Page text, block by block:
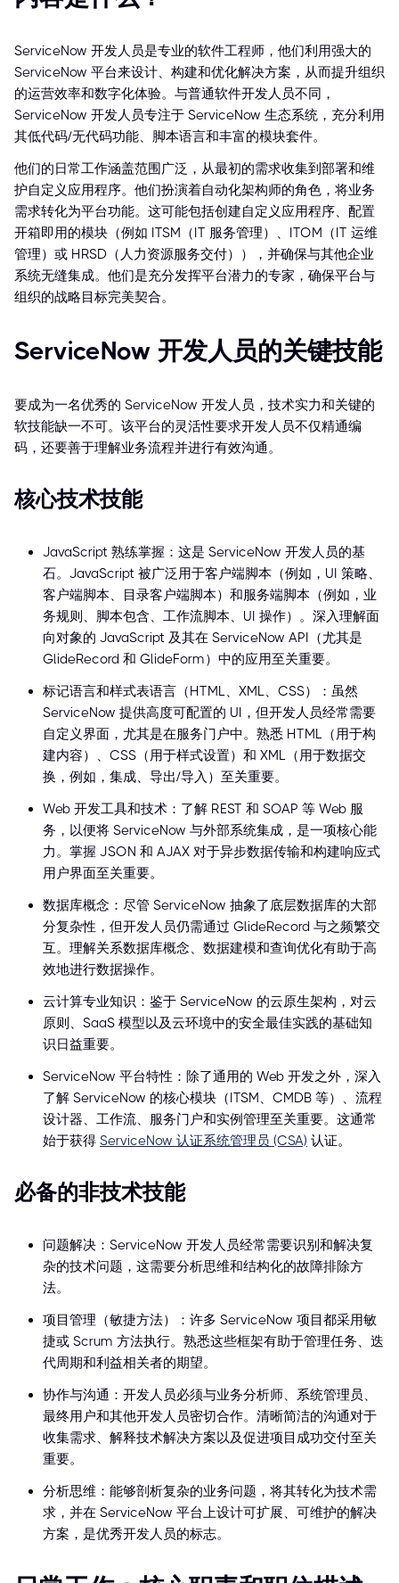
ServiceNow 开发人员是专业的软件工程师，他们利用强大的
ServiceNow 平台来设计、构建和优化解决方案，从而提升组织
的运营效率和数字化体验。与普通软件开发人员不同，
ServiceNow 开发人员专注于 ServiceNow 生态系统，充分利用
其低代码/无代码功能、脚本语言和丰富的模块套件。
他们的日常工作涵盖范围广泛，从最初的需求收集到部署和维
护自定义应用程序。他们扮演着自动化架构师的角色，将业务
需求转化为平台功能。这可能包括创建自定义应用程序、配置
开箱即用的模块（例如 ITSM（IT 服务管理）、ITOM（IT 运维
管理）或 HRSD（人力资源服务交付）），并确保与其他企业
系统无缝集成。他们是充分发挥平台潜力的专家，确保平台与
组织的战略目标完美契合。
ServiceNow 开发人员的关键技能
要成为一名优秀的 ServiceNow 开发人员，技术实力和关键的
软技能缺一不可。该平台的灵活性要求开发人员不仅精通编
码，还要善于理解业务流程并进行有效沟通。
核心技术技能
JavaScript 熟练掌握：这是 ServiceNow 开发人员的基
石。JavaScript 被广泛用于客户端脚本（例如，UI 策略、
客户端脚本、目录客户端脚本）和服务端脚本（例如，业
务规则、脚本包含、工作流脚本、UI 操作）。深入理解面
向对象的 JavaScript 及其在 ServiceNow API（尤其是
GlideRecord 和 GlideForm）中的应用至关重要。
标记语言和样式表语言（HTML、XML、CSS）：虽然
ServiceNow 提供高度可配置的 UI，但开发人员经常需要
自定义界面，尤其是在服务门户中。熟悉 HTML（用于构
建内容）、CSS（用于样式设置）和 XML（用于数据交
换，例如，集成、导出/导入）至关重要。
Web 开发工具和技术：了解 REST 和 SOAP 等 Web 服
务，以便将 ServiceNow 与外部系统集成，是一项核心能
力。掌握 JSON 和 AJAX 对于异步数据传输和构建响应式
用户界面至关重要。
数据库概念：尽管 ServiceNow 抽象了底层数据库的大部
分复杂性，但开发人员仍需通过 GlideRecord 与之频繁交
互。理解关系数据库概念、数据建模和查询优化有助于高
效地进行数据操作。
云计算专业知识：鉴于 ServiceNow 的云原生架构，对云
原则、SaaS 模型以及云环境中的安全最佳实践的基础知
识日益重要。
ServiceNow 平台特性：除了通用的 Web 开发之外，深入
了解 ServiceNow 的核心模块（ITSM、CMDB 等）、流程
设计器、工作流、服务门户和实例管理至关重要。这通常
始于获得 ServiceNow 认证系统管理员 (CSA) 认证。
必备的非技术技能
问题解决：ServiceNow 开发人员经常需要识别和解决复
杂的技术问题，这需要分析思维和结构化的故障排除方
法。
项目管理（敏捷方法）：许多 ServiceNow 项目都采用敏
捷或 Scrum 方法执行。熟悉这些框架有助于管理任务、迭
代周期和利益相关者的期望。
协作与沟通：开发人员必须与业务分析师、系统管理员、
最终用户和其他开发人员密切合作。清晰简洁的沟通对于
收集需求、解释技术解决方案以及促进项目成功交付至关
重要。
分析思维：能够剖析复杂的业务问题，将其转化为技术需
求，并在 ServiceNow 平台上设计可扩展、可维护的解决
方案，是优秀开发人员的标志。